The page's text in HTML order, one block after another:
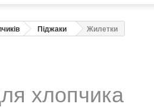
Піджаки Жилетки
хлопчика